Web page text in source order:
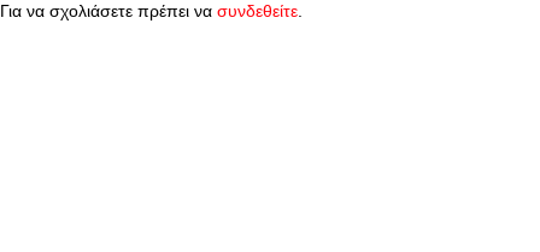
Για να σχολιάσετε πρέπει να συνδεθείτε